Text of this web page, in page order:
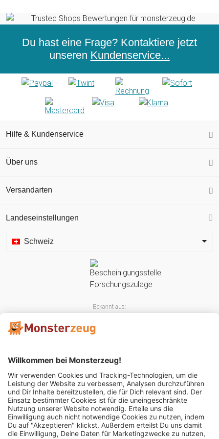
Du hast eine Frage? Kontaktiere jetzt
unseren Kundenservice...
Hilfe & Kundenservice
Über uns
Versandarten
Landeseinstellungen
Schweiz
Bekannt aus:
Mitglied im: